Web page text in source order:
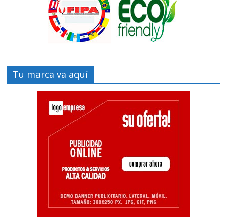
Tu marca va aquí